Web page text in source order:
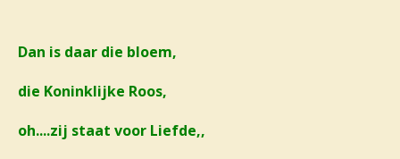
Dan is daar die bloem,
die Koninklijke Roos,
oh....zij staat voor Liefde,,